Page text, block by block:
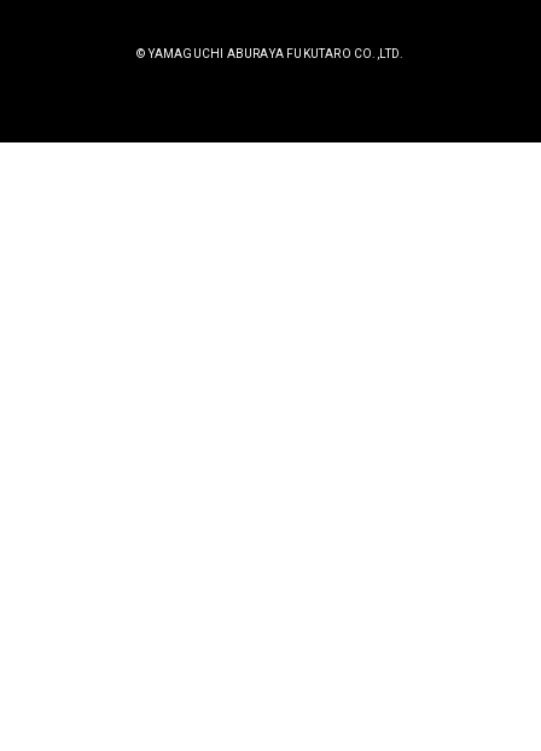
© YAMAGUCHI ABURAYA FUKUTARO CO.,LTD.